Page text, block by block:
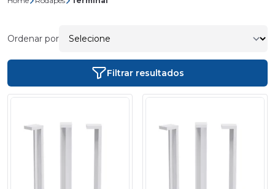
Ordenar por
Filtrar resultados